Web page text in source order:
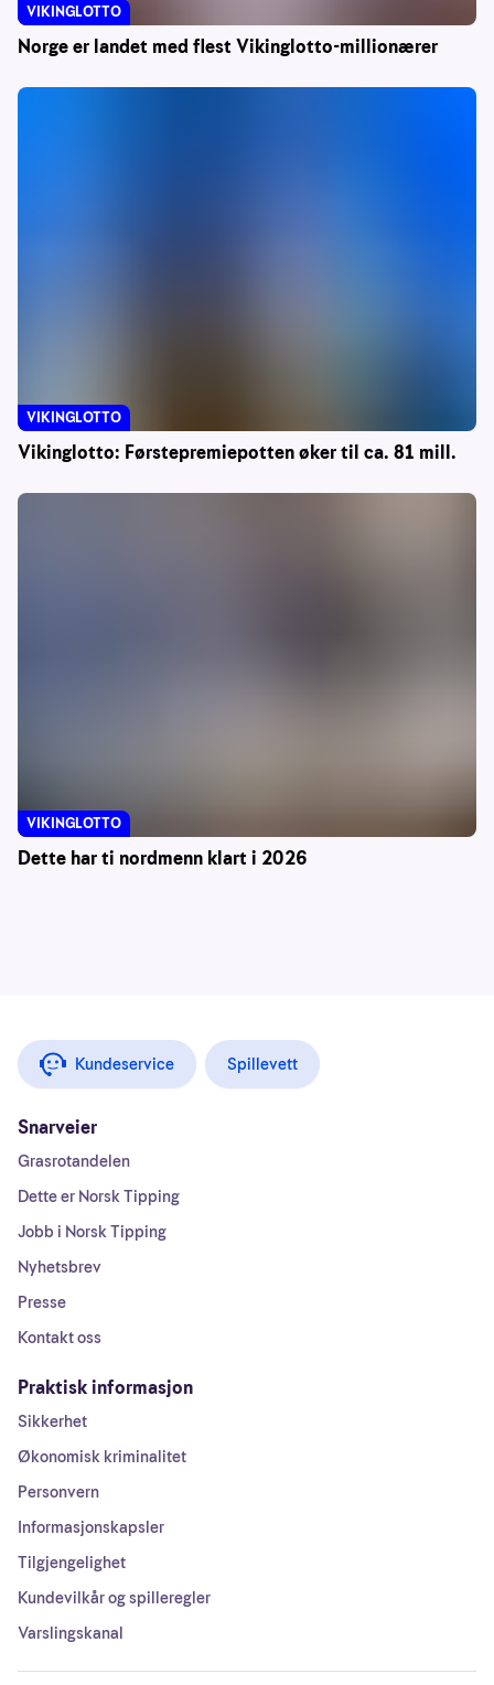
Norge er landet med flest Vikinglotto-millionærer
VIKINGLOTTO
Vikinglotto: Førstepremiepotten øker til ca. 81 mill.
VIKINGLOTTO
Dette har ti nordmenn klart i 2026
VIKINGLOTTO
Kundeservice Spillevett
Snarveier
Grasrotandelen
Dette er Norsk Tipping
Jobb i Norsk Tipping
Nyhetsbrev
Presse
Kontakt oss
Praktisk informasjon
Sikkerhet
Økonomisk kriminalitet
Personvern
Informasjonskapsler
Tilgjengelighet
Kundevilkår og spilleregler
Varslingskanal